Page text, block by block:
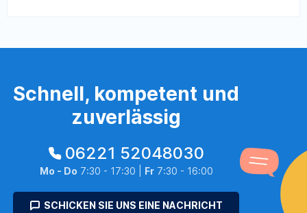
Schnell, kompetent und
zuverlässig
06221 52048030
Mo - Do 7:30 - 17:30 | Fr7:30 - 16:00
SCHICKEN SIE UNS EINE NACHRICHT